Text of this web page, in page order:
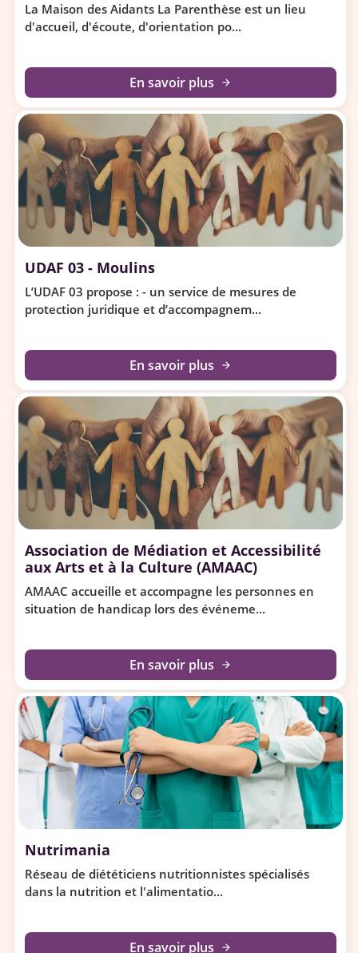
La Maison des Aidants La Parenthèse est un lieu
d'accueil, d'écoute, d'orientation po...
En savoir plus arrow_forward
UDAF 03 - Moulins
L’UDAF 03 propose : - un service de mesures de
protection juridique et d’accompagnem...
En savoir plus arrow_forward
Association de Médiation et Accessibilité
aux Arts et à la Culture (AMAAC)
AMAAC accueille et accompagne les personnes en
situation de handicap lors des événeme...
En savoir plus arrow_forward
Nutrimania
Réseau de diététiciens nutritionnistes spécialisés
dans la nutrition et l'alimentatio...
En savoir plus arrow_forward